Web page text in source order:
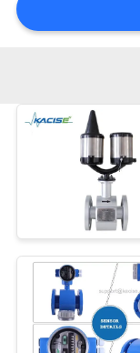
খবর
সব
ক্ষেত্রেই
আবেদন
SITEMAP